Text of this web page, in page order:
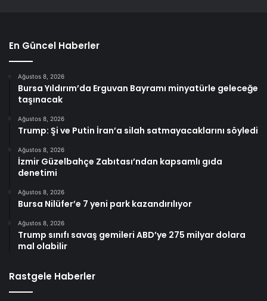
En Güncel Haberler
Ağustos 8, 2026
Bursa Yıldırım’da Erguvan Bayramı minyatürle geleceğe
taşınacak
Ağustos 8, 2026
Trump: Şi ve Putin İran’a silah satmayacaklarını söyledi
Ağustos 8, 2026
İzmir Güzelbahçe Zabıtası’ndan kapsamlı gıda
denetimi
Ağustos 8, 2026
Bursa Nilüfer’e 7 yeni park kazandırılıyor
Ağustos 8, 2026
Trump sınıfı savaş gemileri ABD’ye 275 milyar dolara
mal olabilir
Rastgele Haberler